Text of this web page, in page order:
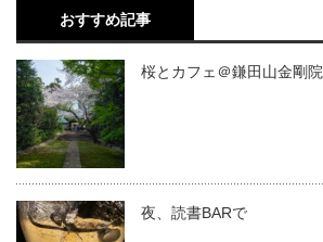
おすすめ記事
桜とカフェ＠鎌田山金剛
夜、読書BARで